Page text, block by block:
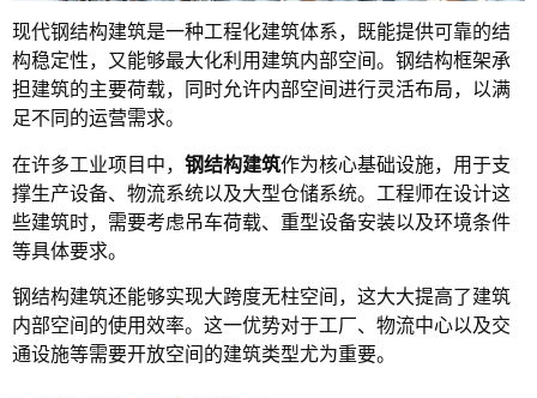
现代钢结构建筑是一种工程化建筑体系，既能提供可靠的结
构稳定性，又能够最大化利用建筑内部空间。钢结构框架承
担建筑的主要荷载，同时允许内部空间进行灵活布局，以满
足不同的运营需求。
在许多工业项目中， 钢结构建筑作为核心基础设施，用于支
撑生产设备、物流系统以及大型仓储系统。工程师在设计这
些建筑时，需要考虑吊车荷载、重型设备安装以及环境条件
等具体要求。
钢结构建筑还能够实现大跨度无柱空间，这大大提高了建筑
内部空间的使用效率。这一优势对于工厂、物流中心以及交
通设施等需要开放空间的建筑类型尤为重要。